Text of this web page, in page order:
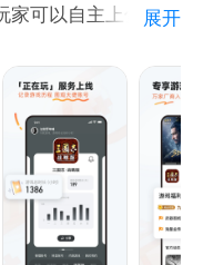
家可以自主上传分享
乐趣！
展开